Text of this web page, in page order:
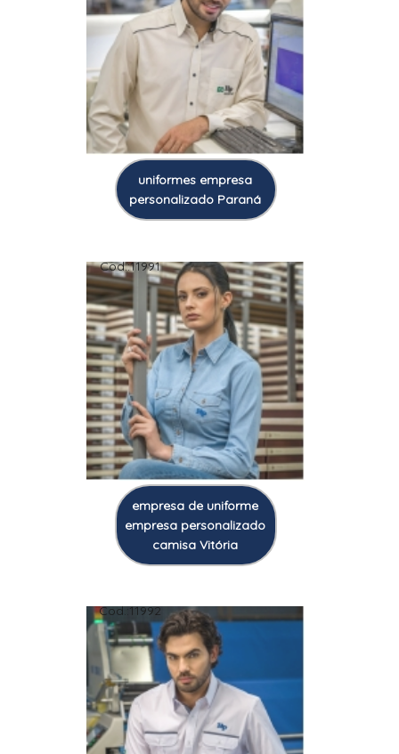
uniformes empresa
personalizado Paraná
Cod.:11991
empresa de uniforme
empresa personalizado
camisa Vitória
Cod.:11992